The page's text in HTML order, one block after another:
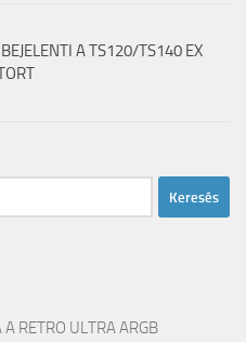
A TS120/TS140 EX
RETRO ULTRA ARGB